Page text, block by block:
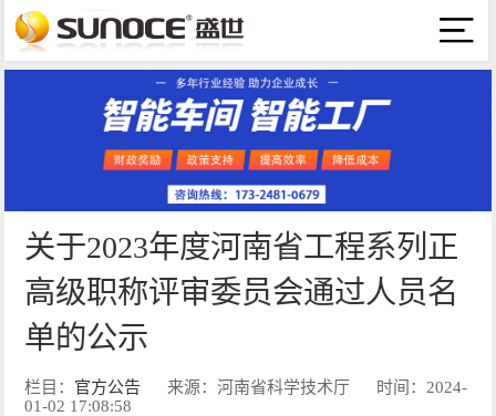
关于2023年度河南省工程系列正
高级职称评审委员会通过人员名
单的公示
栏目： 官方公告 来源：河南省科学技术厅
时间：2024-
01-02 17:08:58